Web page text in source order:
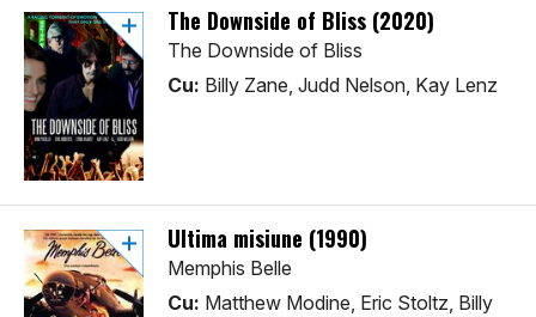
The Downside of Bliss (2020)
The Downside of Bliss
Cu: Billy Zane, Judd Nelson, Kay Lenz
Ultima misiune (1990)
Memphis Belle
Cu: Matthew Modine, Eric Stoltz, Billy